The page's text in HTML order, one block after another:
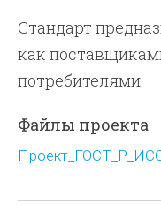
Стандарт
как
потребителями.
Файлы проекта